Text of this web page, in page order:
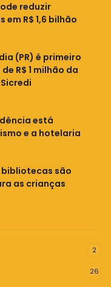
reduzir
R$ 1,6 bilhão
(PR) é primeiro
R$ 1 milhão da
está
e a hotelaria
bibliotecas são
as crianças
2
26